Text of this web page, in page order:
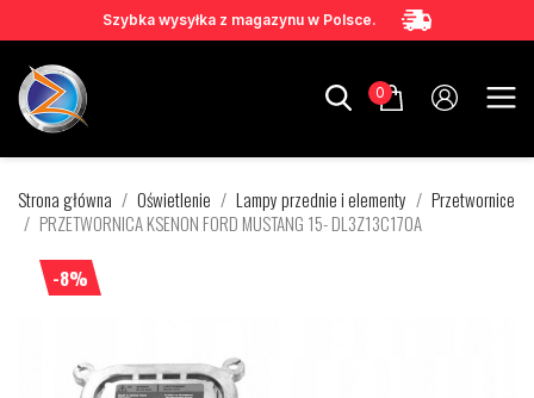
Szybka wysyłka z magazynu w Polsce.
0
Strona główna Oświetlenie Lampy przednie i elementy
Przetwornice
PRZETWORNICA KSENON FORD MUSTANG 15- DL3Z13C170A
-8%